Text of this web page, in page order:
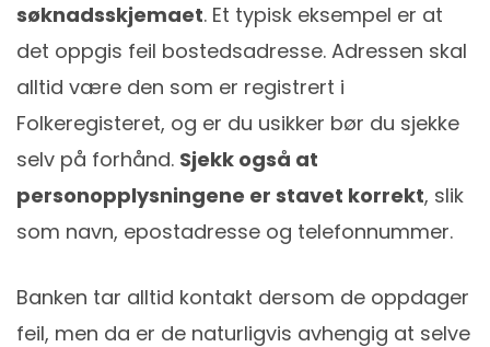
søknadsskjemaet. Et typisk eksempel er at
det oppgis feil bostedsadresse. Adressen skal
alltid være den som er registrert i
Folkeregisteret, og er du usikker bør du sjekke
selv på forhånd. Sjekk også at
personopplysningene er stavet korrekt, slik
som navn, epostadresse og telefonnummer.
Banken tar alltid kontakt dersom de oppdager
feil, men da er de naturligvis avhengig at selve